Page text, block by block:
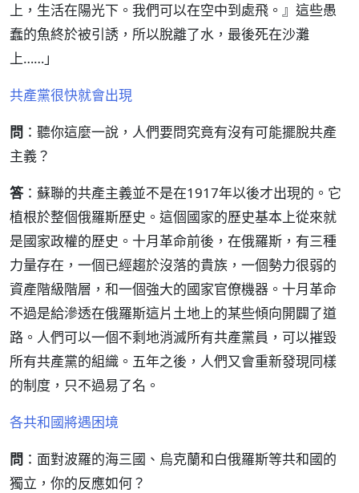
上，生活在陽光下。我們可以在空中到處飛。』這些愚
蠢的魚終於被引誘，所以脫離了水，最後死在沙灘
上……」
共產黨很快就會出現
問 ：聽你這麼一說，人們要問究竟有沒有可能擺脫共產
主義？
答：蘇聯的共產主義並不是在1917年以後才出現的。它
植根於整個俄羅斯歷史。這個國家的歷史基本上從來就
是國家政權的歷史。十月革命前後，在俄羅斯，有三種
力量存在，一個已經趨於沒落的貴族，一個勢力很弱的
資產階級階層，和一個強大的國家官僚機器。十月革命
不過是給滲透在俄羅斯這片土地上的某些傾向開闢了道
路。人們可以一個不剩地消滅所有共產黨員，可以摧毀
所有共產黨的組織。五年之後，人們又會重新發現同樣
的制度，只不過易了名。
各共和國將遇困境
問 ：面對波羅的海三國、烏克蘭和白俄羅斯等共和國的
獨立，你的反應如何？